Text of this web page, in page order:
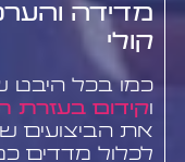
מדידה
קולי
כמו בכל היבט
וקידום בעזרת
את הביצועים
לכלול מדדים